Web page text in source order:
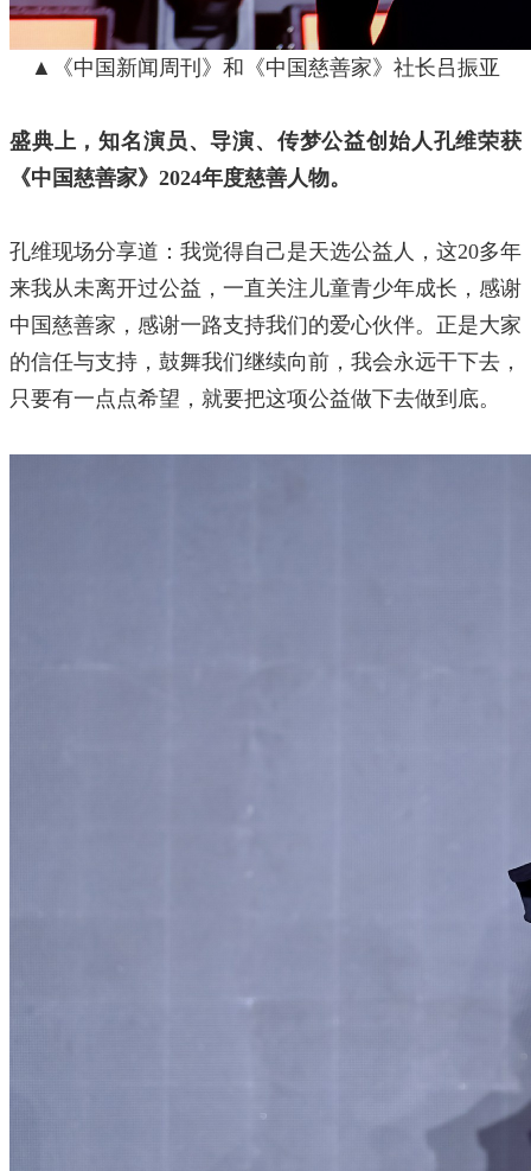
▲《中国新闻周刊》和《中国慈善家》社长吕振亚
盛典上，知名演员、导演、传梦公益创始人孔维荣获
《中国慈善家》2024年度慈善人物。
孔维现场分享道：我觉得自己是天选公益人，这20多年
来我从未离开过公益，一直关注儿童青少年成长，感谢
中国慈善家，感谢一路支持我们的爱心伙伴。正是大家
的信任与支持，鼓舞我们继续向前，我会永远干下去，
只要有一点点希望，就要把这项公益做下去做到底。